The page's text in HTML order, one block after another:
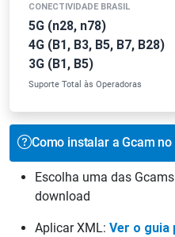
CONECTIVIDADE BRASIL
5G (n28, n78)
4G (B1, B3, B5, B7, B28)
3G (B1, B5)
Suporte Total às Operadoras
Como instalar a Gcam
Escolha uma das
download
Aplicar XML: Ver o guia